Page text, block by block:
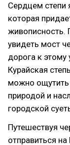
Сердцем степи
которая
живописность.
увидеть мост
дорога к этому
Курайская
можно
природой и
городской
Путешествуя
отправиться